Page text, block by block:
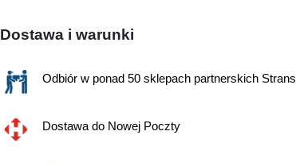
Dostawa i warunki
Odbiór w ponad 50 sklepach partnerskich Strans
Dostawa do Nowej Poczty